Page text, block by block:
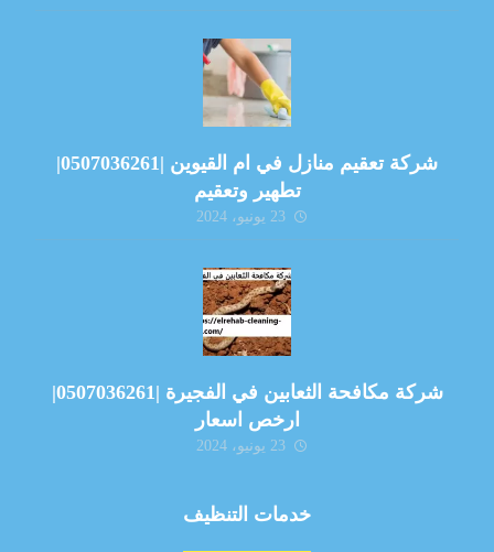
شركة تعقيم منازل في ام القيوين |0507036261|
تطهير وتعقيم
23 يونيو، 2024
شركة مكافحة الثعابين في الفجيرة |0507036261|
ارخص اسعار
23 يونيو، 2024
خدمات التنظيف